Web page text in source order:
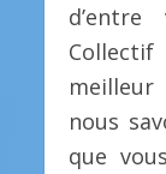
nous
que